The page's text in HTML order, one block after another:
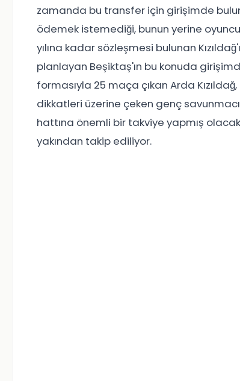
zamanda bu transfer için girişimde
ödemek istemediği, bunun yerine
yılına kadar sözleşmesi bulunan
planlayan Beşiktaş'ın bu konuda
formasıyla 25 maça çıkan Arda
dikkatleri üzerine çeken genç
hattına önemli bir takviye yapmış
yakından takip ediliyor.